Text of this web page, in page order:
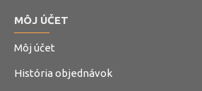
MÔJ ÚČET
Môj účet
História objednávok